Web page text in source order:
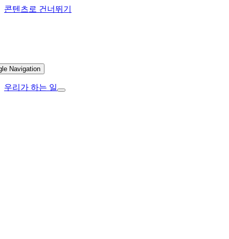
콘텐츠로 건너뛰기
Navigation
우리가 하는 일